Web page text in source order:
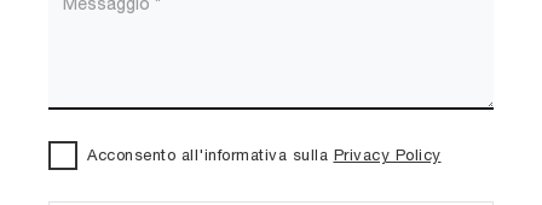
Acconsento all'informativa sulla Privacy Policy